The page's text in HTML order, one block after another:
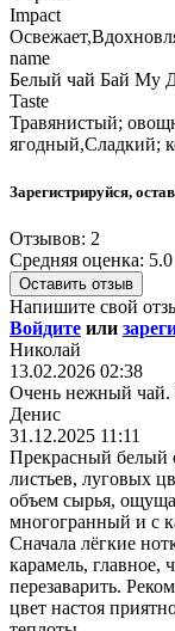
Impact
name
Белый чай Бай Му
Taste
Травянистый;
ягодный,Сладкий;
Зарегистрируйся,
Отзывов: 2
Средняя оценка: 5.0
Оставить отзыв
Напишите свой
Войдите или
Николай
13.02.2026 02:38
Очень нежный чай.
Денис
31.12.2025 11:11
Прекрасный белый
листьев, луговых
объем сырья,
многогранный и с
Сначала лёгкие
карамель, главное,
перезаварить.
цвет настоя